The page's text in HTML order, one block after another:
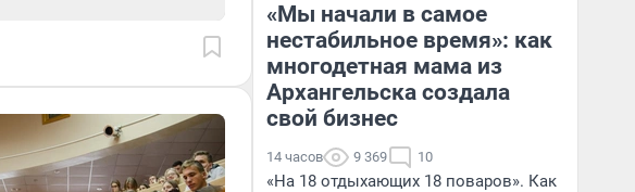
«Мы начали в самое
нестабильное время»: как
многодетная мама из
Архангельска создала
свой бизнес
14 часов 9 369 10
«На 18 отдыхающих 18 поваров». Как